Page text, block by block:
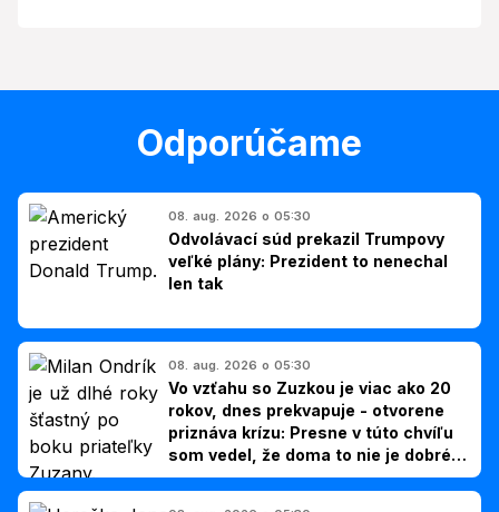
Odporúčame
08. aug. 2026 o 05:30
Odvolávací súd prekazil Trumpovy
veľké plány: Prezident to nenechal
len tak
08. aug. 2026 o 05:30
Vo vzťahu so Zuzkou je viac ako 20
rokov, dnes prekvapuje - otvorene
priznáva krízu: Presne v túto chvíľu
som vedel, že doma to nie je dobré,
hovorí Milan Ondrík